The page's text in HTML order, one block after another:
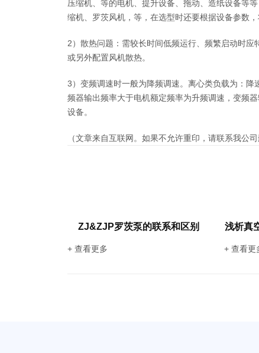
压缩机、等的电机、提升设备、拖动、造纸设备等
缩机、罗茨风机，等，在选型时还要根据设备参数
2）散热问题：需较长时间低频运行、频繁启动时
或另外配置风机散热。
3）变频调速时一般为降频调速。离心类负载为：
频器输出频率大于电机额定频率为升频调速，变频
设备。
（文章来自互联网。如果不允许重印，请联系我公司
ZJ&ZJP罗茨泵的联系和区别
+ 查看更多
浅析真
+ 查看更